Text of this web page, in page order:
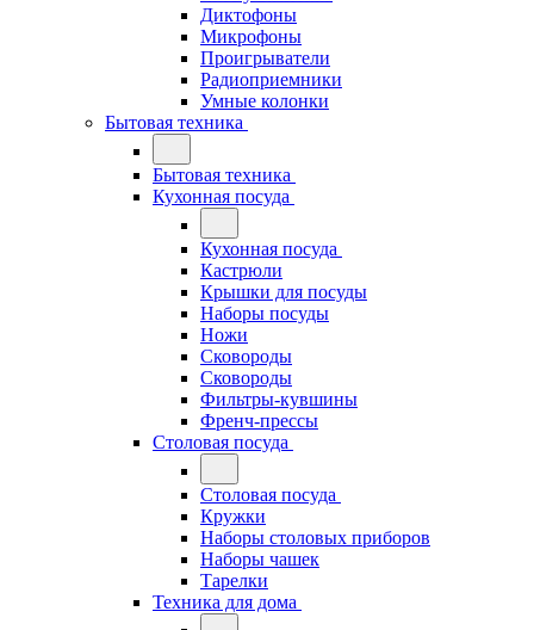
Диктофоны
Микрофоны
Проигрыватели
Радиоприемники
Умные колонки
Бытовая техника
Бытовая техника
Кухонная посуда
Кухонная посуда
Кастрюли
Крышки для посуды
Наборы посуды
Ножи
Сковороды
Сковороды
Фильтры-кувшины
Френч-прессы
Столовая посуда
Столовая посуда
Кружки
Наборы столовых приборов
Наборы чашек
Тарелки
Техника для дома